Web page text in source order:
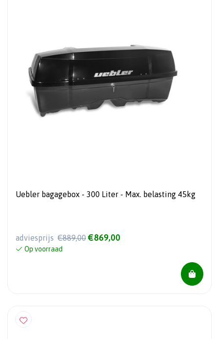
Uebler bagagebox - 300 Liter - Max. belasting 45kg
adviesprijs €889,00 €869,00
Op voorraad